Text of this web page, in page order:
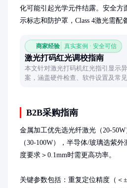
化可能引起光学元件结露。安全方
示标志和防护罩，Class 4激光需配
商家经验 真实案例 · 安全可信
激光打码红光调校指南
本文针对激光打码机红光指引显示
案，涵盖硬件检查、软件设置及常
B2B采购指南
金属加工优先选光纤激光（20-
（30-100W），半导体/玻璃选紫
度要求＞0.1mm时需更高功率。
关键参数包括：重复定位精度（＜